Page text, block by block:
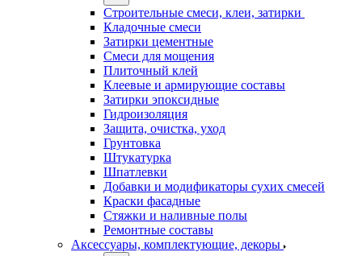
Строительные смеси, клеи, затирки
Кладочные смеси
Затирки цементные
Смеси для мощения
Плиточный клей
Клеевые и армирующие составы
Затирки эпоксидные
Гидроизоляция
Защита, очистка, уход
Грунтовка
Штукатурка
Шпатлевки
Добавки и модификаторы сухих смесей
Краски фасадные
Стяжки и наливные полы
Ремонтные составы
Аксессуары, комплектующие, декоры